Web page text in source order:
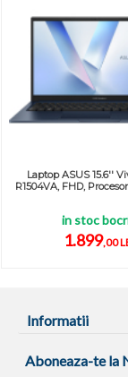
Laptop ASUS 15.6''
R1504VA, FHD,
in stoc
1.899,00
Informatii
Aboneaza-te la